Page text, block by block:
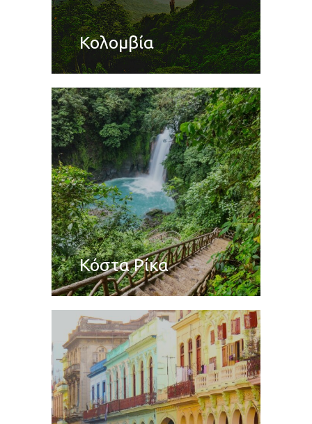
Κολομβία
Κόστα Ρίκα